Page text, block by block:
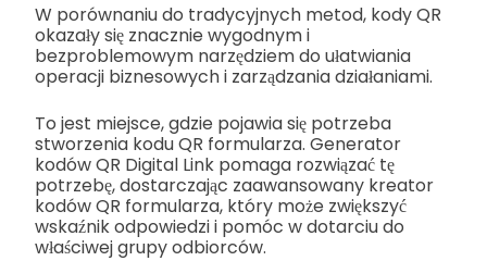
W porównaniu do tradycyjnych metod, kody QR
okazały się znacznie wygodnym i
bezproblemowym narzędziem do ułatwiania
operacji biznesowych i zarządzania działaniami.
To jest miejsce, gdzie pojawia się potrzeba
stworzenia kodu QR formularza. Generator
kodów QR Digital Link pomaga rozwiązać tę
potrzebę, dostarczając zaawansowany kreator
kodów QR formularza, który może zwiększyć
wskaźnik odpowiedzi i pomóc w dotarciu do
właściwej grupy odbiorców.